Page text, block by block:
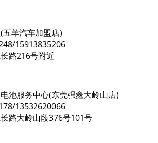
羊汽车加盟店)
15913835206
路216号附近
池服务中心(东莞强鑫大岭山店)
13532620066
路大岭山段376号101号